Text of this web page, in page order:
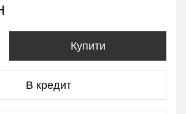
Купити
В кредит